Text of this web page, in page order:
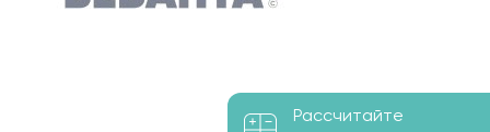
Рассчитайте